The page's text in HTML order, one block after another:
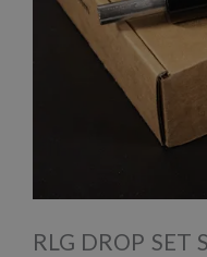
RLG DROP SET